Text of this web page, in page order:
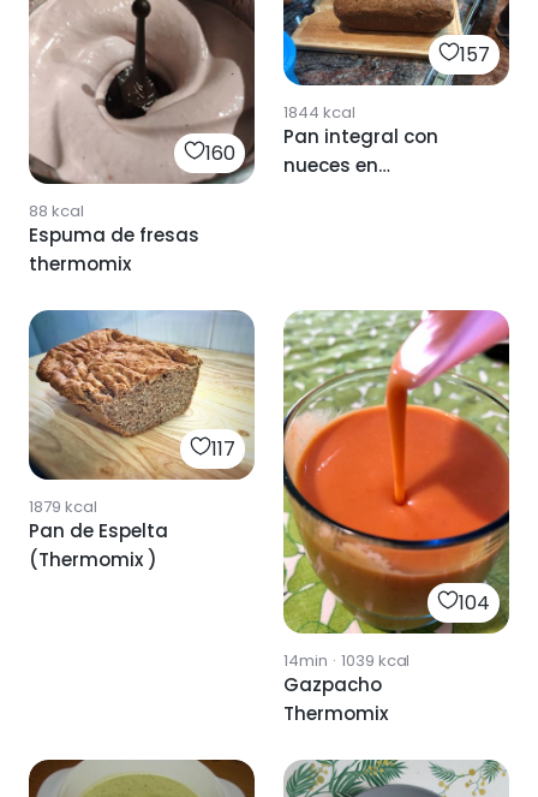
160
88 kcal
Espuma de fresas
thermomix
157
1844 kcal
Pan integral con
nueces en
117
1879 kcal
Pan de Espelta
(Thermomix )
104
14min · 1039 kcal
Gazpacho
Thermomix